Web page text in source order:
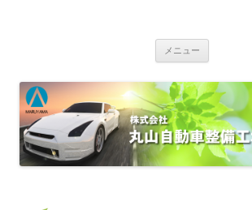
車検・定期点検・一般修理・板金塗装・オイル
用200V普通充電コンセント
メニュー